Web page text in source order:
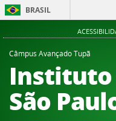
BRASIL
Câmpus Avançado Tupã
Instituto
São